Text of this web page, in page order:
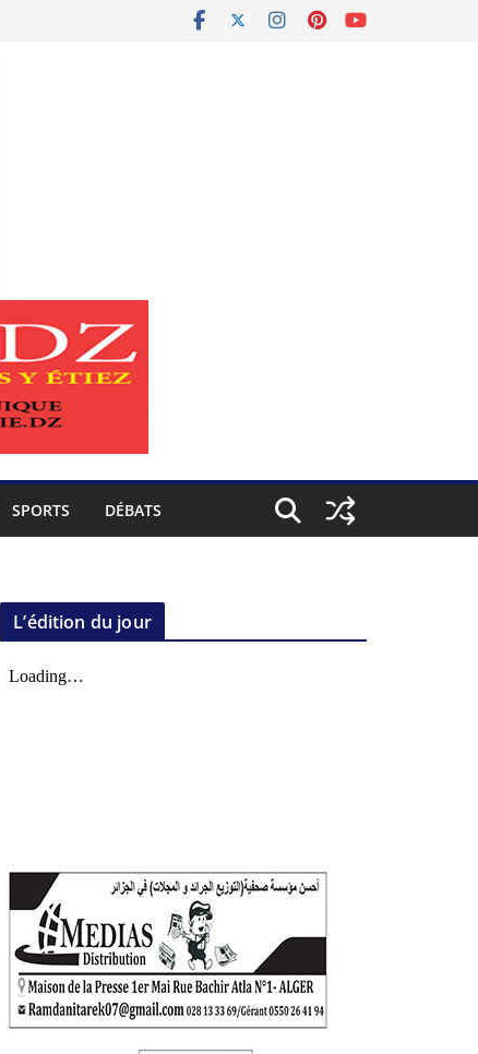
SPORTS DÉBATS
L’édition du jour